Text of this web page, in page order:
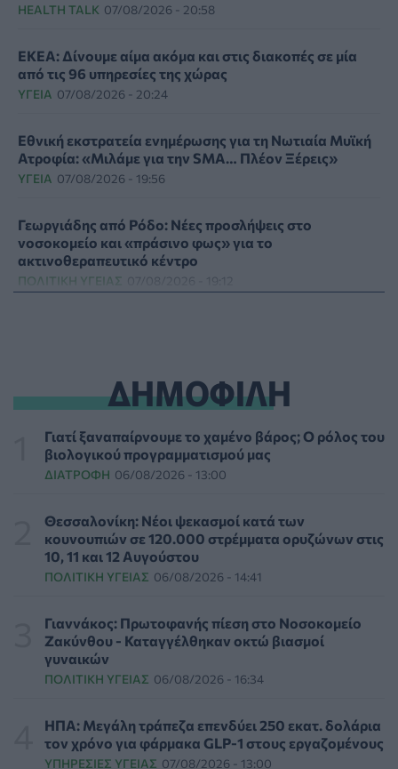
HEALTH TALK 07/08/2026 - 20:58
ΕΚΕΑ: Δίνουμε αίμα ακόμα και στις διακοπές σε μία
από τις 96 υπηρεσίες της χώρας
ΥΓΕΊΑ 07/08/2026 - 20:24
Εθνική εκστρατεία ενημέρωσης για τη Νωτιαία Μυϊκή
Ατροφία: «Μιλάμε για την SMA… Πλέον Ξέρεις»
ΥΓΕΊΑ 07/08/2026 - 19:56
Γεωργιάδης από Ρόδο: Νέες προσλήψεις στο
νοσοκομείο και «πράσινο φως» για το
ακτινοθεραπευτικό κέντρο
ΠΟΛΙΤΙΚΉ ΥΓΕΊΑΣ 07/08/2026 - 19:12
Τι μπορεί να μας διδάξει η νέα ταινία του Spider-Man
για την απώλεια και το πένθος
ΨΥΧΙΚΉ ΥΓΕΊΑ 07/08/2026 - 18:11
την ενίσχυση της βιοασφάλειας από το ΥΠΑΑΤ
ΕΠΙΚΑΙΡΌΤΗΤΑ 07/08/2026 - 17:42
Συναγερμός στις ΗΠΑ για φονικό μύκητα που αντέχει
ΥΓΕΊΑ 07/08/2026 - 17:17
Πέθανε στα 26 της η influencer Σίντνεϊ Τάουλ που
μοιράστηκε επί τρία χρόνια τη μάχη της με σπάνιο
ΕΠΙΚΑΙΡΌΤΗΤΑ 07/08/2026 - 16:41
ΔΗΜΟΦΙΛΗ
Γιατί ξαναπαίρνουμε το χαμένο βάρος; Ο ρόλος του
βιολογικού προγραμματισμού μας
ΔΙΑΤΡΟΦΉ 06/08/2026 - 13:00
Θεσσαλονίκη: Νέοι ψεκασμοί κατά των
κουνουπιών σε 120.000 στρέμματα ορυζώνων στις
10, 11 και 12 Αυγούστου
ΠΟΛΙΤΙΚΉ ΥΓΕΊΑΣ 06/08/2026 - 14:41
Γιαννάκος: Πρωτοφανής πίεση στο Νοσοκομείο
Ζακύνθου - Καταγγέλθηκαν οκτώ βιασμοί
γυναικών
ΠΟΛΙΤΙΚΉ ΥΓΕΊΑΣ 06/08/2026 - 16:34
ΗΠΑ: Μεγάλη τράπεζα επενδύει 250 εκατ. δολάρια
τον χρόνο για φάρμακα GLP-1 στους εργαζομένους
ΥΠΗΡΕΣΊΕΣ ΥΓΕΊΑΣ 07/08/2026 - 13:00